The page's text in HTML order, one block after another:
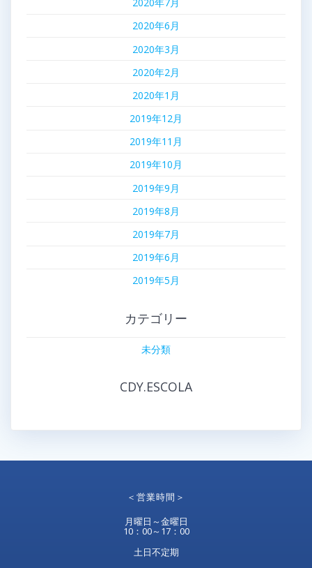
2020年6月
2020年3月
2020年2月
2020年1月
2019年12月
2019年11月
2019年10月
2019年9月
2019年8月
2019年7月
2019年6月
2019年5月
カテゴリー
未分類
CDY.ESCOLA
＜営業時間＞
月曜日～金曜日
10：00～17：00
土日不定期